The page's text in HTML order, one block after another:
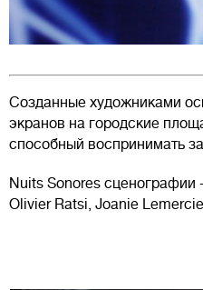
Созданные художниками
экранов на городские
способный воспринимать
Nuits Sonores сценографии
Olivier Ratsi, Joanie